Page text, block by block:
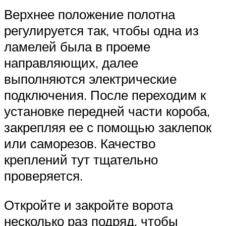
Верхнее положение полотна
регулируется так, чтобы одна из
ламелей была в проеме
направляющих, далее
выполняются электрические
подключения. После переходим к
установке передней части короба,
закрепляя ее с помощью заклепок
или саморезов. Качество
креплений тут тщательно
проверяется.
Откройте и закройте ворота
несколько раз подряд, чтобы